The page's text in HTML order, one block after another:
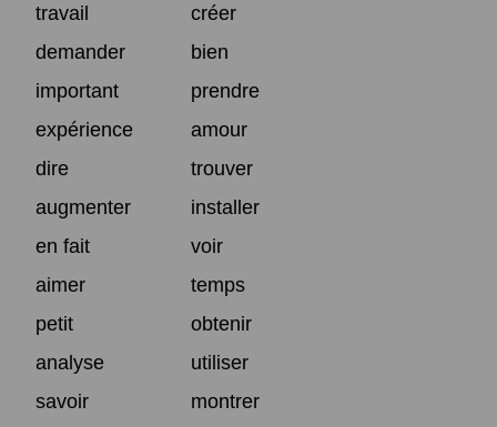
travail
créer
demander
bien
important
prendre
expérience
amour
dire
trouver
augmenter
installer
en fait
voir
aimer
temps
petit
obtenir
analyse
utiliser
savoir
montrer